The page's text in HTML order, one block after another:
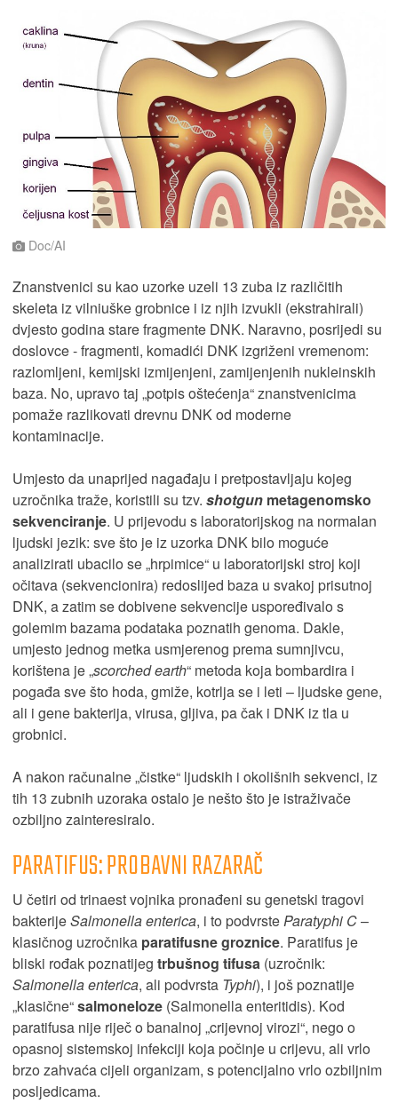
Doc/AI
Znanstvenici su kao uzorke uzeli 13 zuba iz različitih
skeleta iz vilniuške grobnice i iz njih izvukli (ekstrahirali)
dvjesto godina stare fragmente DNK. Naravno, posrijedi su
doslovce - fragmenti, komadići DNK izgriženi vremenom:
razlomljeni, kemijski izmijenjeni, zamijenjenih nukleinskih
baza. No, upravo taj „potpis oštećenja“ znanstvenicima
pomaže razlikovati drevnu DNK od moderne
kontaminacije.
Umjesto da unaprijed nagađaju i pretpostavljaju kojeg
uzročnika traže, koristili su tzv. shotgun metagenomsko
sekvenciranje. U prijevodu s laboratorijskog na normalan
ljudski jezik: sve što je iz uzorka DNK bilo moguće
analizirati ubacilo se „hrpimice“ u laboratorijski stroj koji
očitava (sekvencionira) redoslijed baza u svakoj prisutnoj
DNK, a zatim se dobivene sekvencije uspoređivalo s
golemim bazama podataka poznatih genoma. Dakle,
umjesto jednog metka usmjerenog prema sumnjivcu,
korištena je „scorched earth“ metoda koja bombardira i
pogađa sve što hoda, gmiže, kotrlja se i leti – ljudske gene,
ali i gene bakterija, virusa, gljiva, pa čak i DNK iz tla u
grobnici.
A nakon računalne „čistke“ ljudskih i okolišnih sekvenci, iz
tih 13 zubnih uzoraka ostalo je nešto što je istraživače
ozbiljno zainteresiralo.
PARATIFUS: PROBAVNI RAZARAČ
U četiri od trinaest vojnika pronađeni su genetski tragovi
bakterijeSalmonella enterica, i to podvrsteParatyphi C–
klasičnog uzročnika paratifusne groznice. Paratifus je
bliski rođak poznatijeg trbušnog tifusa (uzročnik:
Salmonella enterica, ali podvrsta Typhi), i još poznatije
„klasične“salmoneloze (Salmonella enteritidis). Kod
paratifusa nije riječ o banalnoj „crijevnoj virozi“, nego o
opasnoj sistemskoj infekciji koja počinje u crijevu, ali vrlo
brzo zahvaća cijeli organizam, s potencijalno vrlo ozbiljnim
posljedicama.